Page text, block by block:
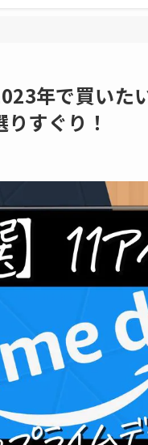
年で買いた
すぐり！